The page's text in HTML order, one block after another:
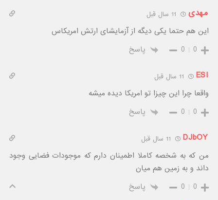
مهدی
این هم حتما یکی دیگه از آزمایشای ارتش امریکاس
0
0 پاسخ
ESI
واقعا چرا این چیزا تو امریکا دیده میشه
0
0 پاسخ
DJbOY
من که به شخصه کاملا اطمینان دارم که موجودات فضایی وجود
داند و به زمین هم میان
0
0
پاسخ